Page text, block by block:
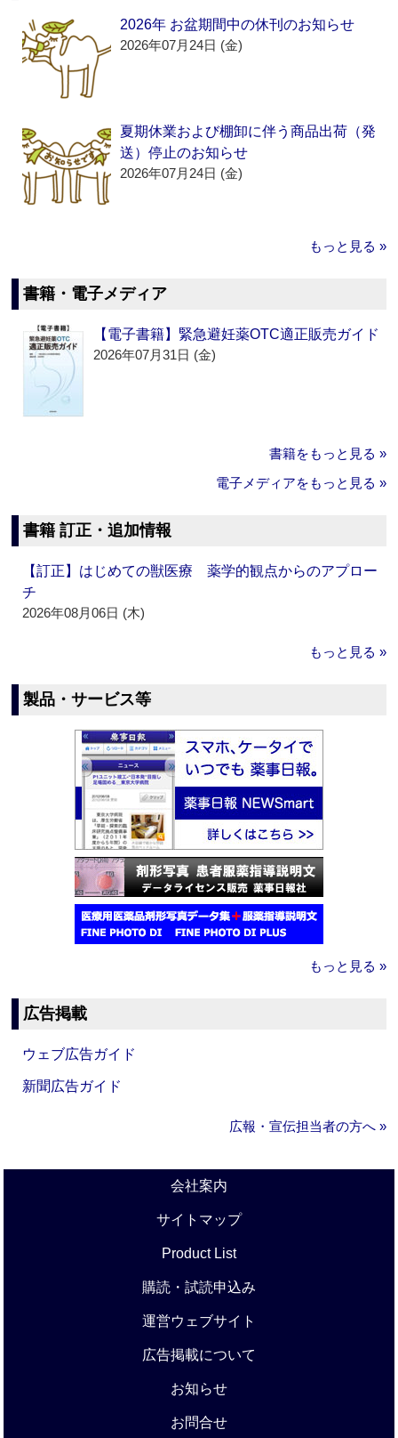
2026年 お盆期間中の休刊のお知らせ
2026年07月24日 (金)
夏期休業および棚卸に伴う商品出荷（発
送）停止のお知らせ
2026年07月24日 (金)
もっと見る »
書籍・電子メディア
【電子書籍】緊急避妊薬OTC適正販売ガイド
2026年07月31日 (金)
書籍をもっと見る »
電子メディアをもっと見る »
書籍 訂正・追加情報
【訂正】はじめての獣医療 薬学的観点からのアプロー
チ
2026年08月06日 (木)
もっと見る »
製品・サービス等
もっと見る »
広告掲載
ウェブ広告ガイド
新聞広告ガイド
広報・宣伝担当者の方へ »
会社案内
サイトマップ
Product List
購読・試読申込み
運営ウェブサイト
広告掲載について
お知らせ
お問合せ